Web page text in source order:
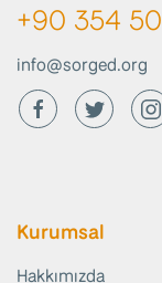
+90 354
info@sorged.org
Kurumsal
Hakkımızda